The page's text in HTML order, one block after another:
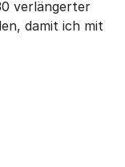
verlängerter
damit ich mit